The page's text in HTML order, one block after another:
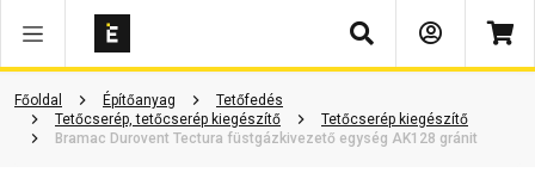
Keresés
Főoldal Építőanyag
Tetőfedés
Tetőcserép, tetőcserép kiegészítő
Tetőcserép kiegészítő
Bramac Durovent Tectura füstgázkivezető egység AK128 gránit
Vásárlói vélemények Kérdések és válaszok Kapcsolódó cikkek